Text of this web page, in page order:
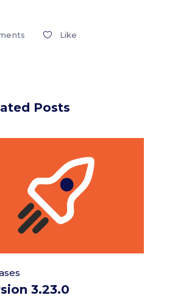
Like
Posts
3.23.0